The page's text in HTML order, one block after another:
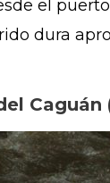
el
dura
Caguán